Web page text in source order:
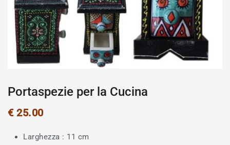
Portaspezie per la Cucina
€25.00
Larghezza : 11 cm